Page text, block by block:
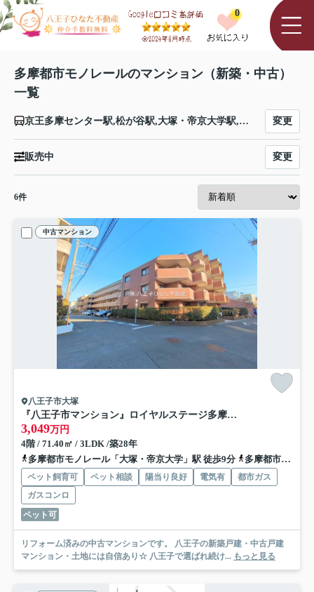
0
多摩都市モノレールのマンション（新築・中古）
一覧
京王多摩センター駅,松が谷駅,大塚・帝京大学駅,中央大学・明星大学駅,多摩動物公園駅,程久保駅,高幡不動駅,万願寺駅,甲州街道駅,柴崎体育館駅,立川駅,高松駅,立飛駅,泉体育館駅,砂川七番駅,玉川上水駅,桜街道駅,上北台駅 変更
販売中 変更
6件
中古マンション
八王子市大塚
『八王子市マンション』ロイヤルステージ多摩センター【仲介手数料無料】 八王子市大塚641-1
3,049万円
4階 / 71.40㎡ / 3LDK /築28年
多摩都市モノレール「大塚・帝京大学」駅 徒歩9分
多摩都市モノレール「松が谷」駅 徒歩11分
ペット飼育可 ペット相談 陽当り良好 電気有
都市ガス
ガスコンロ
ペット可
リフォーム済みの中古マンションです。 八王子の新築戸建・中古戸建
マンション・土地には自信あり☆ 八王子で選ばれ続け... もっと見る